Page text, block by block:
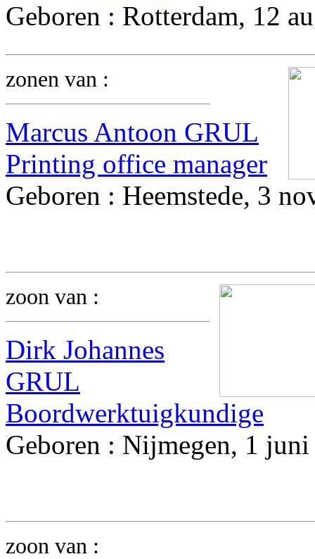
Geboren : Rotterdam, 12
zonen van :
Marcus Antoon GRUL
Printing office manager
Geboren : Heemstede, 3
zoon van :
Dirk Johannes
GRUL
Boordwerktuigkundige
Geboren : Nijmegen, 1
zoon van :